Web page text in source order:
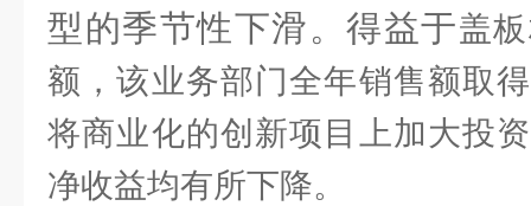
型的季节性下滑。得益于盖
额，该业务部门全年销售额取
将商业化的创新项目上加大投
净收益均有所下降。